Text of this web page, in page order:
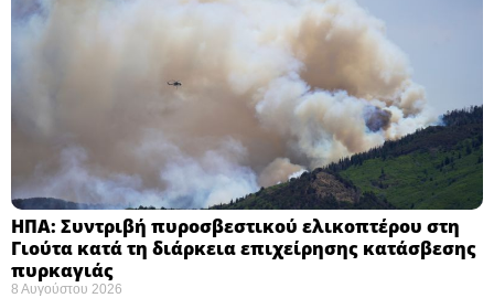
ΗΠΑ: Συντριβή πυροσβεστικού ελικοπτέρου στη
Γιούτα κατά τη διάρκεια επιχείρησης κατάσβεσης
πυρκαγιάς ​
8 Αυγούστου 2026